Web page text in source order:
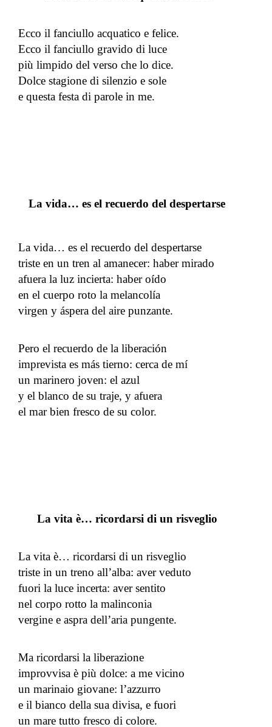
Ecco il fanciullo acquatico e felice.
Ecco il fanciullo gravido di luce
più limpido del verso che lo dice.
Dolce stagione di silenzio e sole
e questa festa di parole in me.
La vida… es el recuerdo del despertarse
La vida… es el recuerdo del despertarse
triste en un tren al amanecer: haber mirado
afuera la luz incierta: haber oído
en el cuerpo roto la melancolía
virgen y áspera del aire punzante.
Pero el recuerdo de la liberación
imprevista es más tierno: cerca de mí
un marinero joven: el azul
y el blanco de su traje, y afuera
el mar bien fresco de su color.
La vita è… ricordarsi di un risveglio
La vita è… ricordarsi di un risveglio
triste in un treno all’alba: aver veduto
fuori la luce incerta: aver sentito
nel corpo rotto la malinconia
vergine e aspra dell’aria pungente.
Ma ricordarsi la liberazione
improvvisa è più dolce: a me vicino
un marinaio giovane: l’azzurro
e il bianco della sua divisa, e fuori
un mare tutto fresco di colore.